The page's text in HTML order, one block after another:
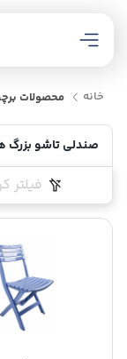
خانه محصولات
صندلی تاشو
فیلتر